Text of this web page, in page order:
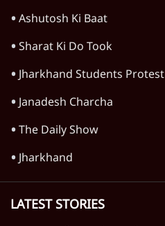
Ashutosh Ki Baat
Sharat Ki Do Took
Jharkhand Students Protest
Janadesh Charcha
The Daily Show
Jharkhand
LATEST STORIES